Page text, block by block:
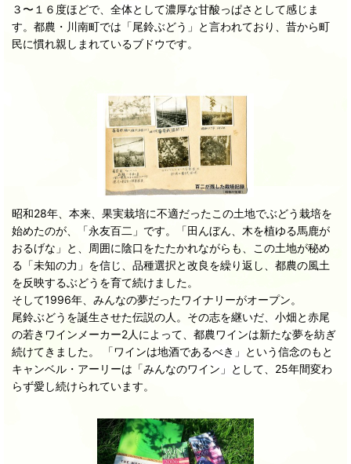
３〜１６度ほどで、全体として濃厚な甘酸っぱさとして感じま
す。都農・川南町では「尾鈴ぶどう」と言われており、昔から町
民に慣れ親しまれているブドウです。
昭和28年、本来、果実栽培に不適だったこの土地でぶどう栽培を
始めたのが、「永友百二」です。「田んぼん、木を植ゆる馬鹿が
おるげな」と、周囲に陰口をたたかれながらも、この土地が秘め
る「未知の力」を信じ、品種選択と改良を繰り返し、都農の風土
を反映するぶどうを育て続けました。
そして1996年、みんなの夢だったワイナリーがオープン。
尾鈴ぶどうを誕生させた伝説の人。その志を継いだ、小畑と赤尾
の若きワインメーカー2人によって、都農ワインは新たな夢を紡ぎ
続けてきました。 「ワインは地酒であるべき」という信念のもと
キャンベル・アーリーは「みんなのワイン」として、25年間変わ
らず愛し続けられています。